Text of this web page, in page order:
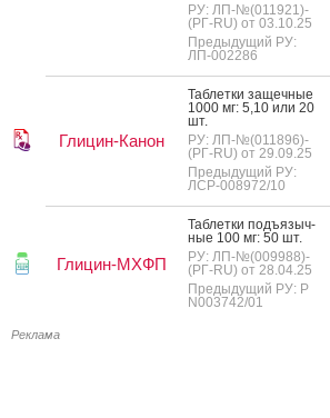
РУ: ЛП-№(011921)-
(РГ-RU) от 03.10.25
Предыдущий РУ:
ЛП-002286
Глицин-Канон
Таб­летки за­щеч­ные
1000 мг: 5,10 или 20
шт.
РУ: ЛП-№(011896)-
(РГ-RU) от 29.09.25
Предыдущий РУ:
ЛСР-008972/10
Глицин-МХФП
Таб­летки подъ­языч­
ные 100 мг: 50 шт.
РУ: ЛП-№(009988)-
(РГ-RU) от 28.04.25
Предыдущий РУ: Р
N003742/01
Реклама